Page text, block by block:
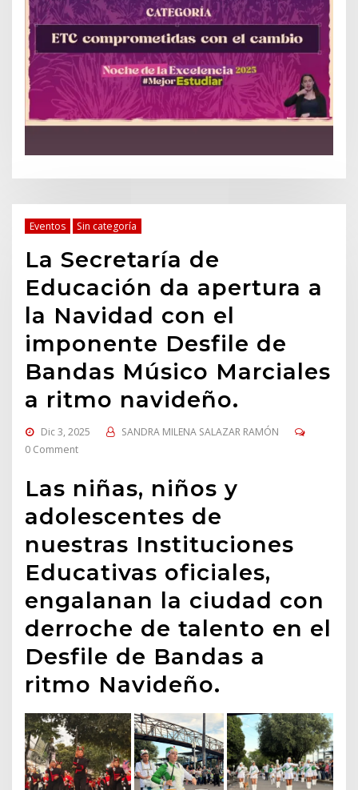
Eventos Sin categoría
La Secretaría de
Educación da apertura a
la Navidad con el
imponente Desfile de
Bandas Músico Marciales
a ritmo navideño.
Dic 3, 2025
SANDRA MILENA SALAZAR RAMÓN
0 Comment
Las niñas, niños y
adolescentes de
nuestras Instituciones
Educativas oficiales,
engalanan la ciudad con
derroche de talento en el
Desfile de Bandas a
ritmo Navideño.